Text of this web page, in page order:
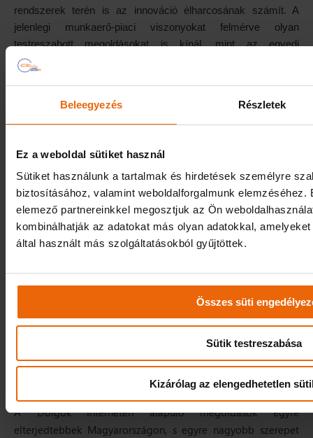
Beleegyezés Részletek
Ez a weboldal sütiket használ
Sütiket használunk a tartalmak és hirdetések személyre
biztosításához, valamint weboldalforgalmunk
elemező partnereinkkel megosztjuk az Ön
kombinálhatják az adatokat más olyan adatokkal,
által használt más szolgáltatásokból gyűjtöttek.
Összes süti
Sütik testreszabása
Kizárólag az elengedhetetlen
rendszerek terén is az innováció élharcosának számít. A
jelenlegi munkaerő-piaci viszonyokat felmérve olyan
testreszabott megoldásokat is kínál, mint az egyedi
vállalatirányítási rendszerrel összehangolt feladatkiosztó
műszaki és technológiai követelményeknek. És a fejlődés
természetesen ezután sem áll meg: jelenleg egy újdonságnak
bevezetésén dolgoznak.
Az i-Cell elsősorban annak köszönheti a sikereit, hogy a
technológiai fejlesztések területén igyekszik mindig egy
lépéssel előrébb járni, és egyedi, testreszabott rendszereket
kínál. Így nőhetett kisvállalkozásból mára Magyarország
vezető telematikai vállalatává, miközben a legnagyobb és
számon.
Fejlesztések egy fenntarthatóbb logisztikai ágazatért
DOLGOK INTERNETE EGYEDI FEJLESZTÉS
I-FLEET
SOFŐRAZONOSÍTÁS
A Dolgok Internetén alapuló megoldások egyre
elterjedtebbek Magyarországon, s egyre nagyobb szerepet